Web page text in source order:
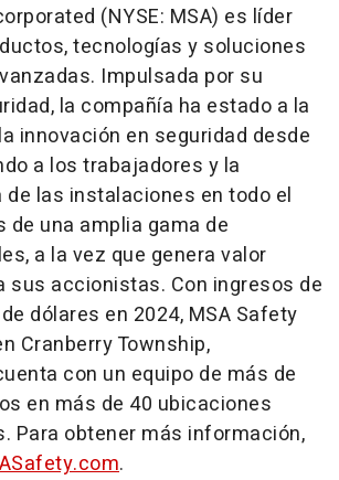
(NYSE: MSA) es líder
tecnologías y soluciones
Impulsada por su
la compañía ha estado a la
innovación en seguridad desde
a los trabajadores y la
las instalaciones en todo el
de una amplia gama de
a la vez que genera valor
sus accionistas. Con ingresos de
dólares en 2024, MSA Safety
Cranberry Township,
con un equipo de más de
en más de 40 ubicaciones
Para obtener más información,
.